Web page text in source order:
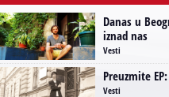
Danas u
iznad nas
Vesti
Preuzmite
Vesti